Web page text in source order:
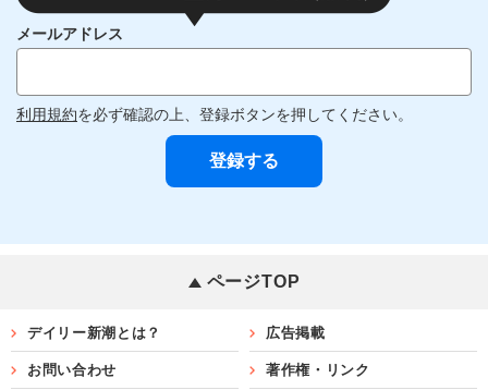
メールアドレス
利用規約を必ず確認の上、登録ボタンを押してください。
ページTOP
デイリー新潮とは？ 広告掲載
お問い合わせ 著作権・リンク